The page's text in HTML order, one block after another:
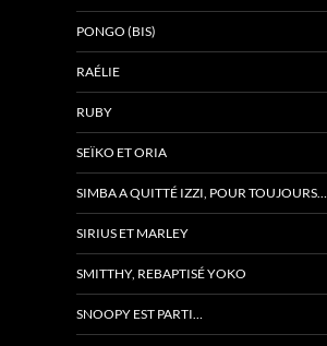
PONGO (BIS)
RAÉLIE
RUBY
SEÏKO ET ORIA
SIMBA A QUITTÉ IZZI, POUR TOUJOURS…
SIRIUS ET MARLEY
SMITTHY, REBAPTISÉ YOKO
SNOOPY EST PARTI…